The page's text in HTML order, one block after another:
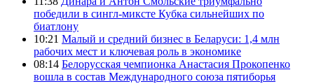
победили в сингл-миксте Кубка сильнейших по
биатлону
10:21 Малый и средний бизнес в Беларуси: 1,4 млн
рабочих мест и ключевая роль в экономике
08:14 Белорусская чемпионка Анастасия Прокопенко
вошла в состав Международного союза пятиборья